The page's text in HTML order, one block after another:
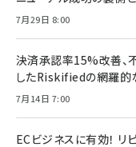
7月29日 8:00
決済承認率15%改善、
したRiskifiedの網羅的
7月14日 7:00
ECビジネスに有効！